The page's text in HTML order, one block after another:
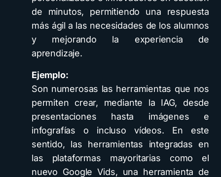
de minutos, permitiendo una respuesta
más ágil a las necesidades de los alumnos
y mejorando la experiencia de
aprendizaje.
Ejemplo:
Son numerosas las herramientas que nos
permiten crear, mediante la IAG, desde
presentaciones hasta imágenes e
infografías o incluso vídeos. En este
sentido, las herramientas integradas en
las plataformas mayoritarias como el
nuevo Google Vids, una herramienta de